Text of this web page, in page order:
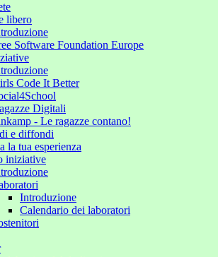
libero
Software Foundation Europe
Code It Better
Digitali
- Le ragazze contano!
e diffondi
la tua esperienza
iniziative
Introduzione
Calendario dei laboratori